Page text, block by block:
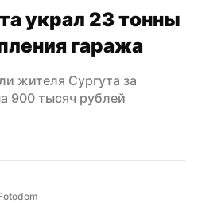
украл 23 тонны
гаража
жителя Сургута за
900 тысяч рублей